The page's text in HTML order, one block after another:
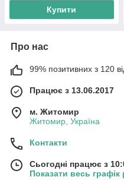
Купити
Про нас
99% позитивних з 120
Працює з 13.06.2017
м. Житомир
Житомир, Україна
Контакти
Сьогодні працює з
Показати весь графік